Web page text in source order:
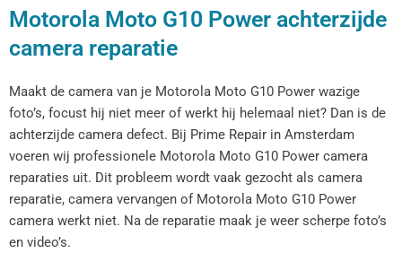
Motorola Moto G10 Power achterzijde
camera reparatie
Maakt de camera van je Motorola Moto G10 Power wazige
foto’s, focust hij niet meer of werkt hij helemaal niet? Dan is de
achterzijde camera defect. Bij Prime Repair in Amsterdam
voeren wij professionele Motorola Moto G10 Power camera
reparaties uit. Dit probleem wordt vaak gezocht als camera
reparatie, camera vervangen of Motorola Moto G10 Power
camera werkt niet. Na de reparatie maak je weer scherpe foto’s
en video’s.